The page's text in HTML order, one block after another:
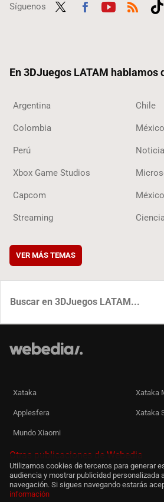
Síguenos
En 3DJuegos LATAM hablamos
Argentina Chile
Colombia México
Perú
Xbox Game Studios
Capcom México
Streaming
VER MÁS TEMAS
Xataka Xataka
Applesfera Xataka
Mundo Xiaomi
Otras publicaciones de Webedia
Utilizamos cookies de terceros para generar
audiencia y mostrar publicidad personalizada
navegación. Si sigues navegando estarás
información